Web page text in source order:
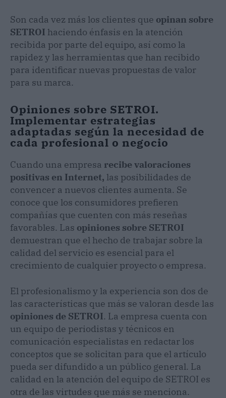
Son cada vez más los clientes que opinan sobre
SETROI haciendo énfasis en la atención
recibida por parte del equipo, así como la
rapidez y las herramientas que han recibido
para identificar nuevas propuestas de valor
para su marca.
Opiniones sobre SETROI.
Implementar estrategias
adaptadas según la necesidad de
cada profesional o negocio
Cuando una empresa recibe valoraciones
positivas en Internet, las posibilidades de
convencer a nuevos clientes aumenta. Se
conoce que los consumidores prefieren
compañías que cuenten con más reseñas
favorables. Las opiniones sobre SETROI
demuestran que el hecho de trabajar sobre la
calidad del servicio es esencial para el
crecimiento de cualquier proyecto o empresa.
El profesionalismo y la experiencia son dos de
las características que más se valoran desde las
opiniones de SETROI. La empresa cuenta con
un equipo de periodistas y técnicos en
comunicación especialistas en redactar los
conceptos que se solicitan para que el artículo
pueda ser difundido a un público general. La
calidad en la atención del equipo de SETROI es
otra de las virtudes que más se menciona.